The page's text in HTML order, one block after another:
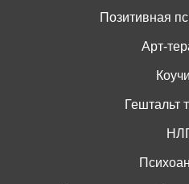
Позитивная
Арт-
Гештальт